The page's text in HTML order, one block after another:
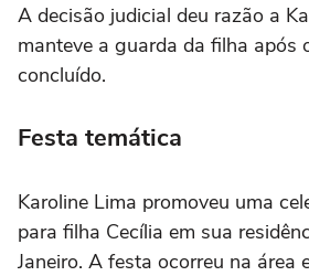
A decisão judicial deu razão a
manteve a guarda da filha após
concluído.
Festa temática
Karoline Lima promoveu uma
para filha Cecília em sua
Janeiro. A festa ocorreu na área